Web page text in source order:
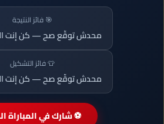
🎯 فائز النتيجة
محدش توقّع صح — كن إنت
👕 فائز التشكيل
محدش توقّع صح — كن إنت
⚽ شارك في المباراة